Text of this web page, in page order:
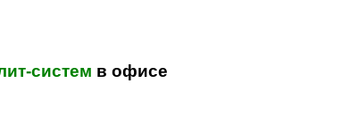
систем в офисе